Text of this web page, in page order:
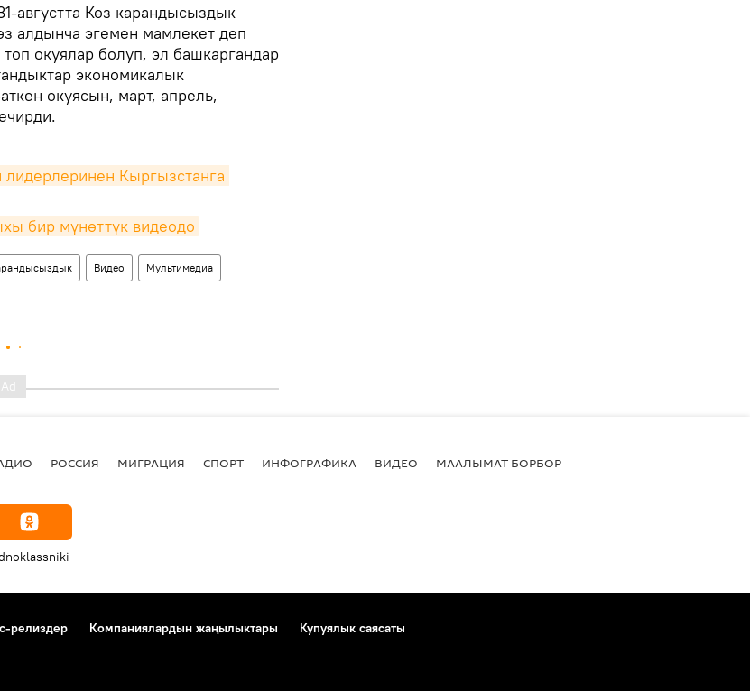
августта Көз карандысыздык
алдынча эгемен мамлекет деп
окуялар болуп, эл башкаргандар
экономикалык
окуясын, март, апрель,
Кыргызстанга
бир мүнөттүк видеодо
Видео Мультимедиа
РОССИЯ МИГРАЦИЯ СПОРТ ИНФОГРАФИКА ВИДЕО МААЛЫМАТ БОРБОР
релиздер Компаниялардын жаңылыктары
Купуялык саясаты